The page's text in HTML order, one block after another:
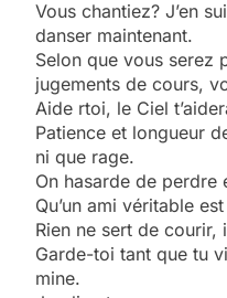
Vous chantiez? J’en
danser maintenant.
Selon que vous serez
jugements de cours,
Aide rtoi, le Ciel
Patience et longueur
ni que rage.
On hasarde de
Qu’un ami véritable
Rien ne sert de
Garde-toi tant que tu
mine.